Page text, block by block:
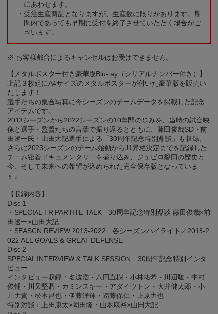
にあわせます。
受注生産商品となりますが、生産数に限りがあります。期
間内であっても早期に受付を終了させていただく場合がご
ざいます。
※ お客様都合によるキャンセルはお受けできません。
【メタルポスター付き豪華版Blu-ray（シリアルナンバー付き）】
上記３枚組にA4サイズのメタルポスターが付いた豪華版を販売い
たします！
選手たちの集合写真に今シーズンのチームデータを掲載した記念
アイテムです。
2013シーズンから2022シーズンの10年間の歩みを、当時の試合映
像と選手・監督たちの言葉で振り返るとともに、藤田俊哉SD・前
田遼一氏・山田大記選手による「30周年記念特別鼎談」も収録。
さらに2023シーズンのチーム始動からJ1昇格決定までを記録した
チーム密着ドキュメンタリーを盛り込み、ジュビロ磐田の歴史と
今、そして未来への希望が込められた完全保存版となっていま
す。
【収録内容】
Disc 1
・SPECIAL TRIPARTITE TALK 30周年記念特別鼎談 藤田俊哉×前
田遼一×山田大記
・SEASON REVIEW 2013-2022 各シーズンハイライト／2013-2
022 ALL GOALS & GREAT DEFENSE
Disc 2
SPECIAL INTERVIEW & TALK SESSION 30周年記念特別インタ
ビュー
インタビュー収録：名波浩・八田直樹・小林祐希・川辺駿・中村
俊輔・川又堅碁・カミンスキー・アダイウトン・大井健太郎・小
川大貴・松本昌也・伊藤洋輝・遠藤保仁・上原力也
特別対談：上田康太×岡田隆・山本康裕×山田大記